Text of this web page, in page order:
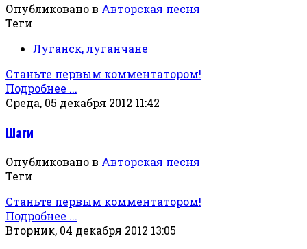
Опубликовано в Авторская песня
Теги
Луганск, луганчане
Станьте первым комментатором!
Подробнее ...
Среда, 05 декабря 2012 11:42
Шаги
Опубликовано в Авторская песня
Теги
Станьте первым комментатором!
Подробнее ...
Вторник, 04 декабря 2012 13:05